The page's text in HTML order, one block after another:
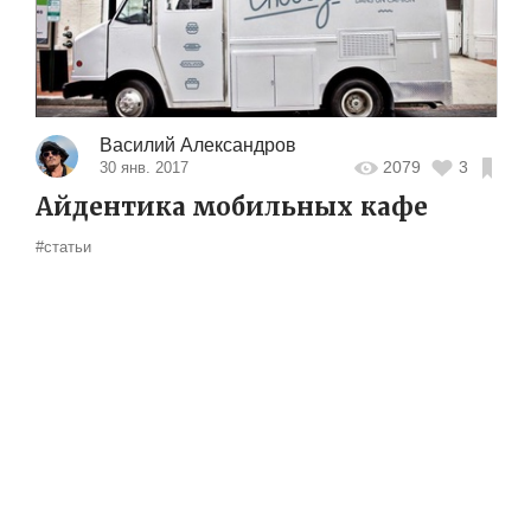
Василий Александров
30 янв. 2017 2079 3
Айдентика мобильных кафе
#статьи